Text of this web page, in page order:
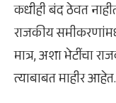
कधीही बंद ठेवत
राजकीय
मात्र, अशा भेटींचा
त्याबाबत माहीर आहेत.